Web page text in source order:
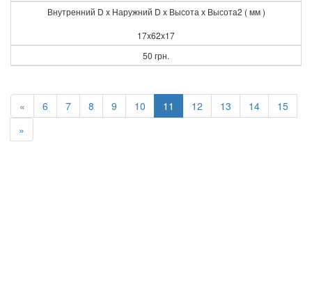
Внутренний D x Наружний D x Высота х Высота2 ( мм )
17x62x17
50 грн.
« 6 7 8 9 10 11 12 13 14
15
»